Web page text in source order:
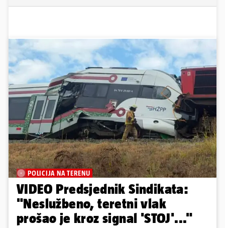
POLICIJA NA TERENU
VIDEO Predsjednik Sindikata:
"Neslužbeno, teretni vlak
prošao je kroz signal 'STOJ'..."